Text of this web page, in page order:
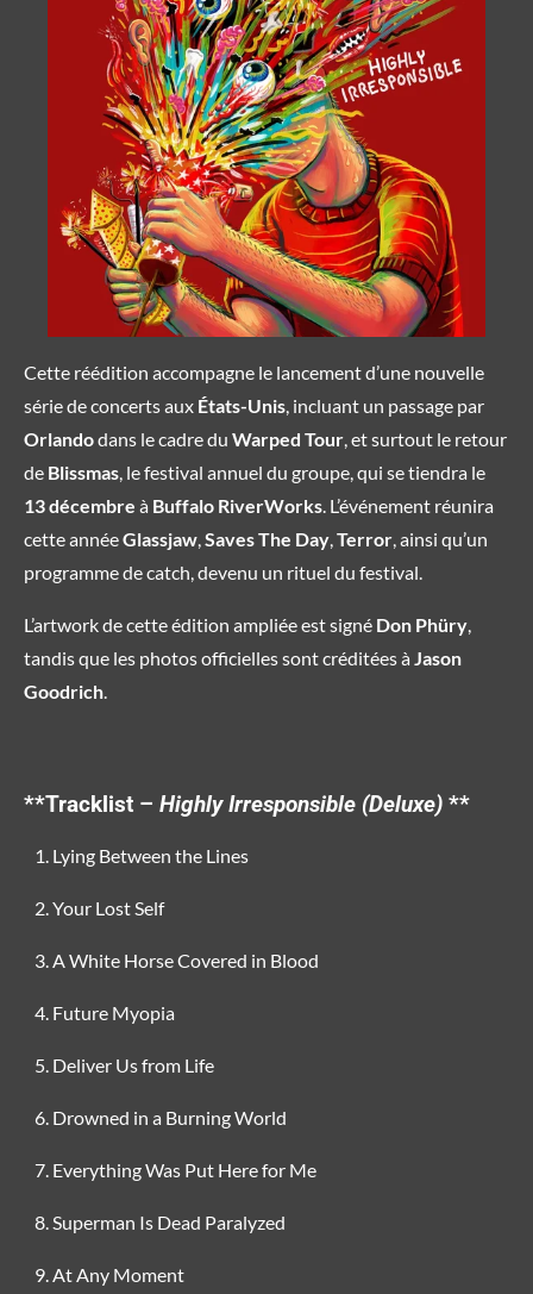
Cette réédition accompagne le lancement d’une nouvelle
série de concerts aux États-Unis, incluant un passage par
Orlandodans le cadre du Warped Tour, et surtout le retour
de Blissmas, le festival annuel du groupe, qui se tiendra le
13 décembre à Buffalo RiverWorks. L’événement réunira
cette annéeGlassjaw,Saves The Day,Terror, ainsi qu’un
programme de catch, devenu un rituel du festival.
L’artwork de cette édition ampliée est signé Don Phüry,
tandis que les photos officielles sont créditées à Jason
Goodrich.
**Tracklist – Highly Irresponsible (Deluxe) **
Lying Between the Lines
Your Lost Self
A White Horse Covered in Blood
Future Myopia
Deliver Us from Life
Drowned in a Burning World
Everything Was Put Here for Me
Superman Is Dead Paralyzed
At Any Moment